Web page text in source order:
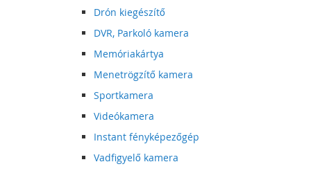
Drón kiegészítő
DVR, Parkoló kamera
Memóriakártya
Menetrögzítő kamera
Sportkamera
Videókamera
Instant fényképezőgép
Vadfigyelő kamera